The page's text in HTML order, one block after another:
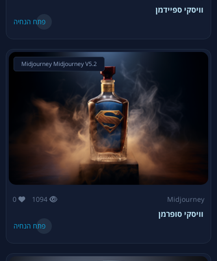
וויסקי ספיידמן
פתח הנחיה
Midjourney Midjourney V5.2
Midjourney
1094
0
וויסקי סופרמן
פתח הנחיה